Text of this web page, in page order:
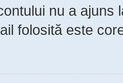
nu a ajuns
folosită este